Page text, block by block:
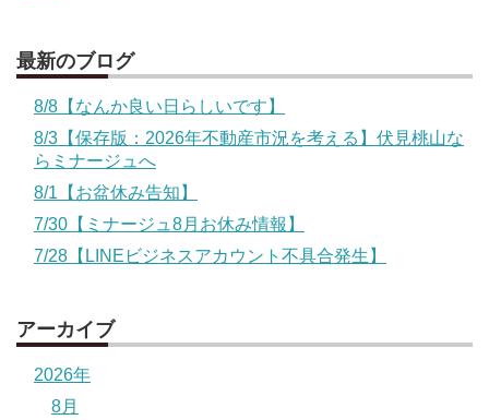
最新のブログ
8/8【なんか良い日らしいです】
8/3【保存版：2026年不動産市況を考える】伏見桃山な
らミナージュへ
8/1【お盆休み告知】
7/30【ミナージュ8月お休み情報】
7/28【LINEビジネスアカウント不具合発生】
アーカイブ
2026年
8月